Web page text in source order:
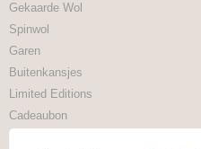
Gekaarde Wol
Spinwol
Garen
Buitenkansjes
Limited Editions
Cadeaubon